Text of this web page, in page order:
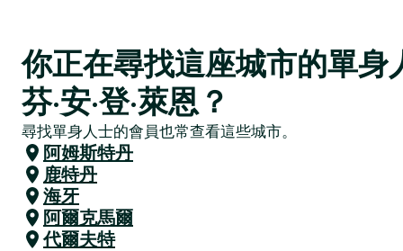
你正在尋找這座城市的單身
芬·安·登·萊恩？
尋找單身人士的會員也常查看這些城市。
阿姆斯特丹
鹿特丹
海牙
阿爾克馬爾
代爾夫特